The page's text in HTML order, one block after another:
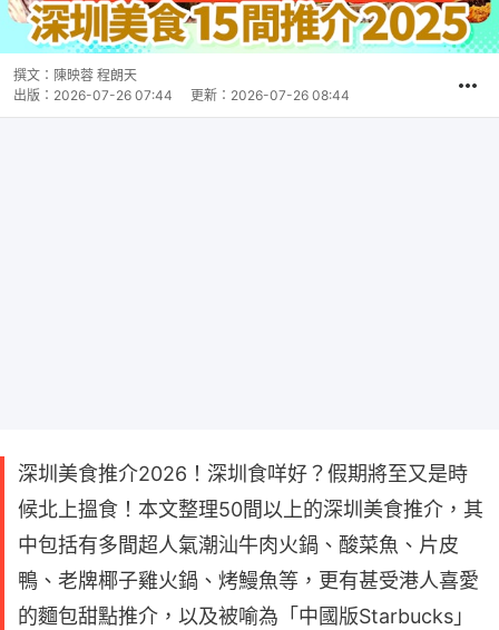
撰文： 陳映蓉 程朗天
出版： 2026-07-26 07:44 更新： 2026-07-26 08:44
深圳美食推介2026！深圳食咩好？假期將至又是時
候北上搵食！本文整理50間以上的深圳美食推介，其
中包括有多間超人氣潮汕牛肉火鍋、酸菜魚、片皮
鴨、老牌椰子雞火鍋、烤鰻魚等，更有甚受港人喜愛
的麵包甜點推介，以及被喻為「中國版Starbucks」